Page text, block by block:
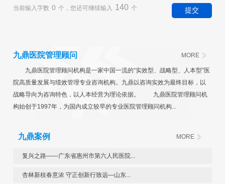
当前输入字数 0 个，您还可继续输入 140 个
九鼎医院管理顾问 MORE
九鼎医院管理顾问机构是一家中国一流的“实效型、战略型、人本型”医
院高质量发展与绩效管理专业咨询机构。九鼎以咨询实效为最终目标，以
战略导向为咨询特色，以人本经营为理论依据。 九鼎医院管理顾问机
构始创于1997年，为国内成立较早的专业医院管理顾问机构...
九鼎案例 MORE
复兴之路——广东省惠州市第六人民医院...
杏林新枝春意浓 守正创新行致远—山东...